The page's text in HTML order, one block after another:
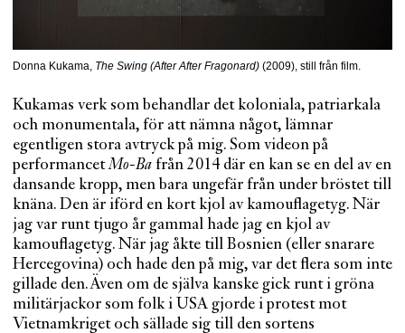
Donna Kukama, The Swing (After After Fragonard) (2009), still från film.
Kukamas verk som behandlar det koloniala, patriarkala
och monumentala, för att nämna något, lämnar
egentligen stora avtryck på mig. Som videon på
performancetMo-Ba från 2014 där en kan se en del av en
dansande kropp, men bara ungefär från under bröstet till
knäna. Den är iförd en kort kjol av kamouflagetyg. När
jag var runt tjugo år gammal hade jag en kjol av
kamouflagetyg. När jag åkte till Bosnien (eller snarare
Hercegovina) och hade den på mig, var det flera som inte
gillade den. Även om de själva kanske gick runt i gröna
militärjackor som folk i USA gjorde i protest mot
Vietnamkriget och sällade sig till den sortens